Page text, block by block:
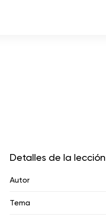
Detalles de la lección
Autor
Tema